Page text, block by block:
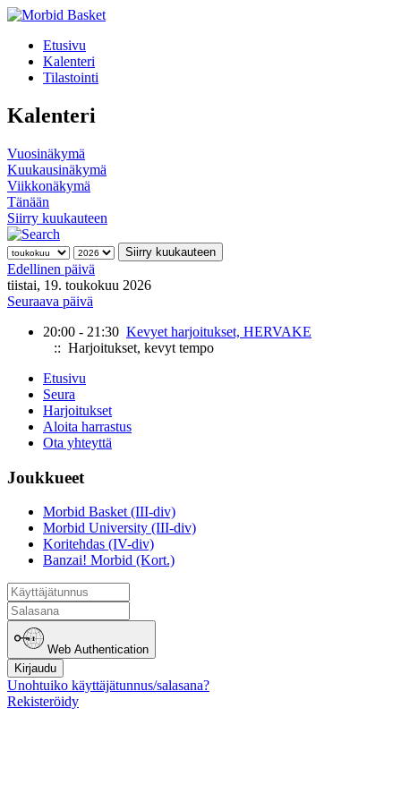
Etusivu
Kalenteri
Tilastointi
Kalenteri
Vuosinäkymä
Kuukausinäkymä
Viikkonäkymä
Tänään
Siirry kuukauteen
Siirry kuukauteen
Edellinen päivä
tiistai, 19. toukokuu 2026
Seuraava päivä
20:00 - 21:30 Kevyet harjoitukset, HERVAKE
:: Harjoitukset, kevyt tempo
Etusivu
Seura
Harjoitukset
Aloita harrastus
Ota yhteyttä
Joukkueet
Morbid Basket (III-div)
Morbid University (III-div)
Koritehdas (IV-div)
Banzai! Morbid (Kort.)
Web Authentication
Kirjaudu
Unohtuiko käyttäjätunnus/salasana?
Rekisteröidy